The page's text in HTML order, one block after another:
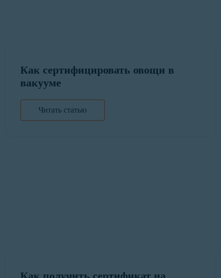
Как сертифицировать овощи в
вакууме
Читать статью